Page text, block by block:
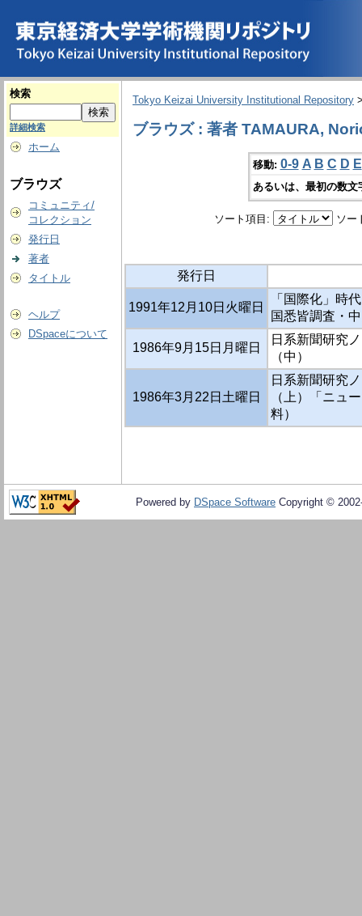
検索
詳細検索
ホーム
ブラウズ
コミュニティ/
コレクション
発行日
著者
タイトル
ヘルプ
DSpaceについて
Tokyo Keizai University Institutional Repository
ブラウズ : 著者 TAMAURA,
移動: 0-9 A B C D E
あるいは、最初の数
ソート項目: ソー
発行日
1991年12月10日火曜日
「国際化」時
国悉皆調査・
1986年9月15日月曜日
日系新聞研究
（中）
1986年3月22日土曜日
日系新聞研究
（上）「ニュ
料）
Powered by DSpace Software Copyright ©